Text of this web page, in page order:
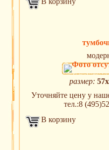
размер:
Уточняйте цену у
тел.:8
В корзину